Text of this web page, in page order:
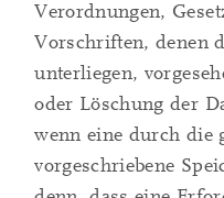
Verordnungen,
Vorschriften, denen
unterliegen,
oder Löschung der
wenn eine durch die
vorgeschriebene